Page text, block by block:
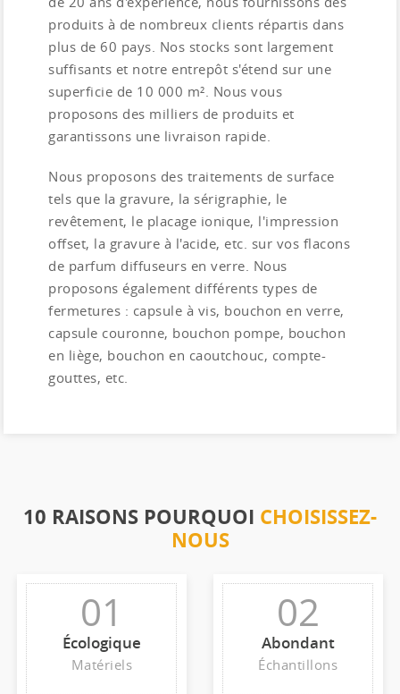
produits à de nombreux clients répartis dans
plus de 60 pays. Nos stocks sont largement
suffisants et notre entrepôt s'étend sur une
superficie de 10 000 m². Nous vous
proposons des milliers de produits et
garantissons une livraison rapide.
Nous proposons des traitements de surface
tels que la gravure, la sérigraphie, le
revêtement, le placage ionique, l'impression
offset, la gravure à l'acide, etc. sur vos flacons
de parfum diffuseurs en verre. Nous
proposons également différents types de
fermetures : capsule à vis, bouchon en verre,
capsule couronne, bouchon pompe, bouchon
en liège, bouchon en caoutchouc, compte-
gouttes, etc.
10 RAISONS POURQUOI CHOISISSEZ-
NOUS
01
Écologique
Matériels
02
Abondant
Échantillons